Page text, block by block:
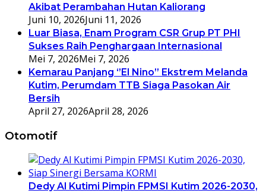
Akibat Perambahan Hutan Kaliorang
Juni 10, 2026Juni 11, 2026
Luar Biasa, Enam Program CSR Grup PT PHI
Sukses Raih Penghargaan Internasional
Mei 7, 2026Mei 7, 2026
Kemarau Panjang ‘’El Nino’’ Ekstrem Melanda
Kutim, Perumdam TTB Siaga Pasokan Air
Bersih
April 27, 2026April 28, 2026
Otomotif
Dedy Al Kutimi Pimpin FPMSI Kutim 2026-2030,